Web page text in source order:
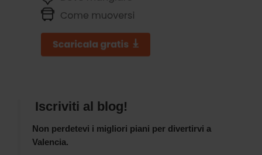
Iscriviti al blog!
Non perdetevi i migliori piani per divertirvi a
Valencia.